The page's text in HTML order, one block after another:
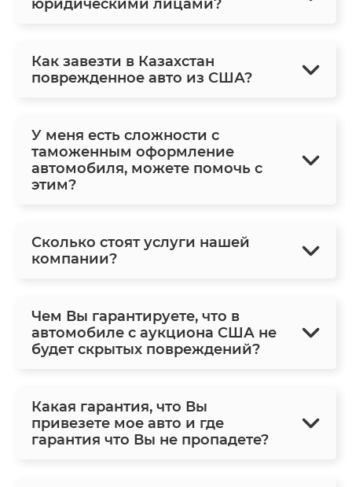
юридическими лицами?
Как завезти в Казахстан
поврежденное авто из США?
У меня есть сложности с
таможенным оформление
автомобиля, можете помочь с
этим?
Сколько стоят услуги нашей
компании?
Чем Вы гарантируете, что в
автомобиле с аукциона США не
будет скрытых повреждений?
Какая гарантия, что Вы
привезете мое авто и где
гарантия что Вы не пропадете?